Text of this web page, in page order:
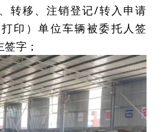
转移、注销登记/转入申请
印）单位车辆被委托人签
字；